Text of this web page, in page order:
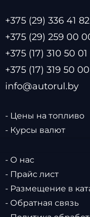
+375 (29) 336 41 82
+375 (29) 259 00
+375 (17) 310 50 01
+375 (17) 319 50 00
info@autorul.by
- Цены на топливо
- Курсы валют
- О нас
- Прайс лист
- Размещение в
- Обратная связь